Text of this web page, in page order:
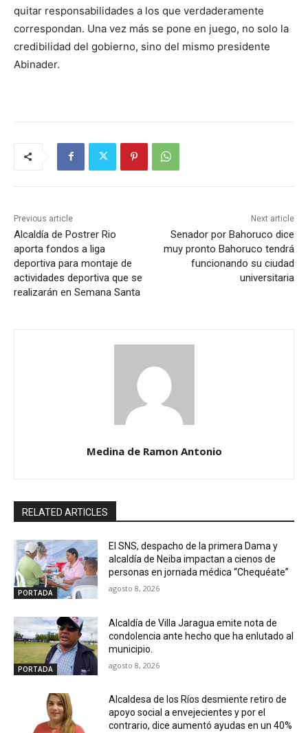
quitar responsabilidades a los que verdaderamente
correspondan. Una vez más se pone en juego, no solo la
credibilidad del gobierno, sino del mismo presidente
Abinader.
Previous article
Alcaldía de Postrer Rio
aporta fondos a liga
deportiva para montaje de
actividades deportiva que se
realizarán en Semana Santa
Next article
Senador por Bahoruco dice
muy pronto Bahoruco tendrá
funcionando su ciudad
universitaria
Medina de Ramon Antonio
RELATED ARTICLES
PORTADA
El SNS, despacho de la primera Dama y
alcaldía de Neiba impactan a cienos de
personas en jornada médica “Chequéate”
agosto 8, 2026
PORTADA
Alcaldía de Villa Jaragua emite nota de
condolencia ante hecho que ha enlutado al
municipio.
agosto 8, 2026
Alcaldesa de los Ríos desmiente retiro de
apoyo social a envejecientes y por el
contrario, dice aumentó ayudas en un 40%